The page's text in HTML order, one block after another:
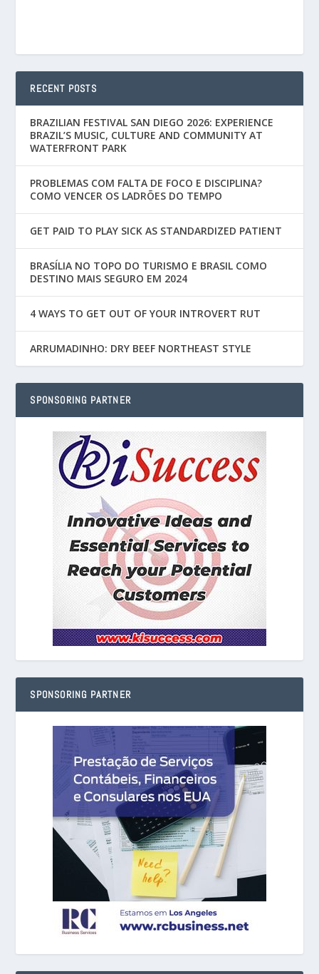
RECENT POSTS
BRAZILIAN FESTIVAL SAN DIEGO 2026: EXPERIENCE
BRAZIL’S MUSIC, CULTURE AND COMMUNITY AT
WATERFRONT PARK
PROBLEMAS COM FALTA DE FOCO E DISCIPLINA?
COMO VENCER OS LADRÕES DO TEMPO
GET PAID TO PLAY SICK AS STANDARDIZED PATIENT
BRASÍLIA NO TOPO DO TURISMO E BRASIL COMO
DESTINO MAIS SEGURO EM 2024
4 WAYS TO GET OUT OF YOUR INTROVERT RUT
ARRUMADINHO: DRY BEEF NORTHEAST STYLE
SPONSORING PARTNER
SPONSORING PARTNER